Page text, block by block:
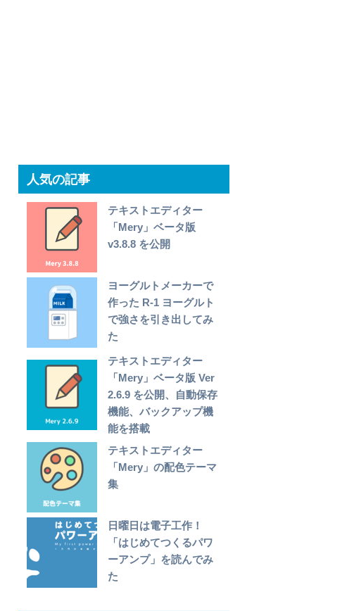
人気の記事
テキストエディター
「Mery」ベータ版
v3.8.8 を公開
ヨーグルトメーカーで
作った R-1 ヨーグルト
で強さを引き出してみ
た
テキストエディター
「Mery」ベータ版 Ver
2.6.9 を公開、自動保存
機能、バックアップ機
能を搭載
テキストエディター
「Mery」の配色テーマ
集
日曜日は電子工作！
「はじめてつくるパワ
ーアンプ」を読んでみ
た